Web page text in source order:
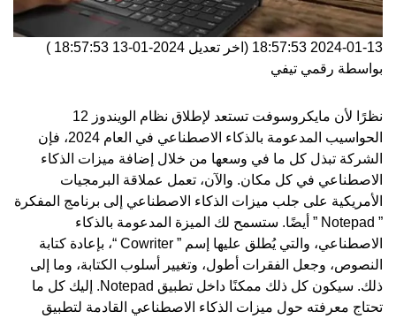
2024-01-13 18:57:53 (اخر تعديل 2024-01-13 18:57:53
)
بواسطة رقمي تيفي
نظرًا لأن مايكروسوفت
تستعد لإطلاق نظام الويندوز 12
الحواسيب المدعومة بالذكاء الاصطناعي في العام 2024، فإن
الشركة تبذل كل ما في وسعها من خلال إضافة ميزات الذكاء
الاصطناعي في كل مكان. والآن، تعمل عملاقة البرمجيات
الأمريكية على جلب ميزات الذكاء الاصطناعي إلى برنامج المفكرة
” Notepad ” أيضًا. ستسمح لك الميزة المدعومة بالذكاء
الاصطناعي، والتي يُطلق عليها إسم ” Cowriter “، بإعادة كتابة
النصوص، وجعل الفقرات أطول، وتغيير أسلوب الكتابة، وما إلى
ذلك. سيكون كل ذلك ممكنًا داخل تطبيق Notepad. إليك كل ما
تحتاج معرفته حول ميزات الذكاء الاصطناعي القادمة لتطبيق